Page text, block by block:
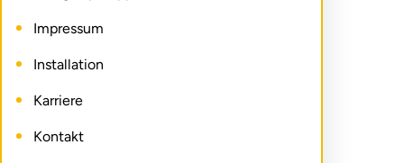
Impressum
Installation
Karriere
Kontakt